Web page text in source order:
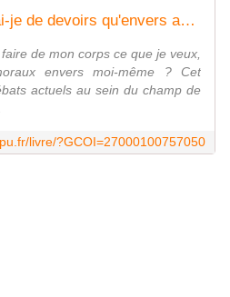
Mon corps et moi, N'ai-je de devoirs qu'envers autrui ?
de mon corps ce que je veux,
envers moi-même ? Cet
actuels au sein du champ de
livre/?GCOI=27000100757050